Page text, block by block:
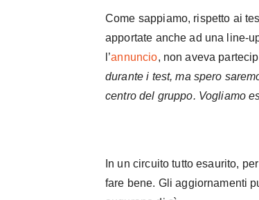
Come sappiamo, rispetto ai
apportate anche ad una line-
l’annuncio, non aveva
durante i test, ma spero
centro del gruppo. Vogliamo
In un circuito tutto esaurito,
fare bene. Gli aggiornamenti